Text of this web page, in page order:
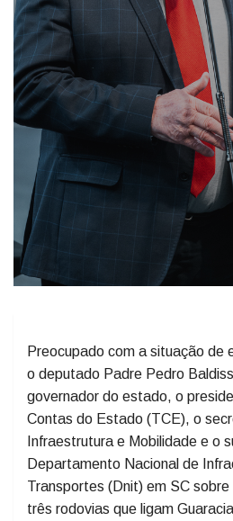
Preocupado com a situação de
o deputado Padre Pedro
governador do estado, o
Contas do Estado (TCE), o
Infraestrutura e Mobilidade e o